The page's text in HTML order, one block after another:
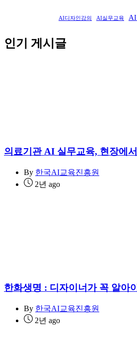
AI디자인강의 AI실무교육
인기 게시글
의료기관 AI 실무교육, 현장에
By 한국AI교육진흥원
2년 ago
한화생명 : 디자이너가 꼭 알아
By 한국AI교육진흥원
2년 ago